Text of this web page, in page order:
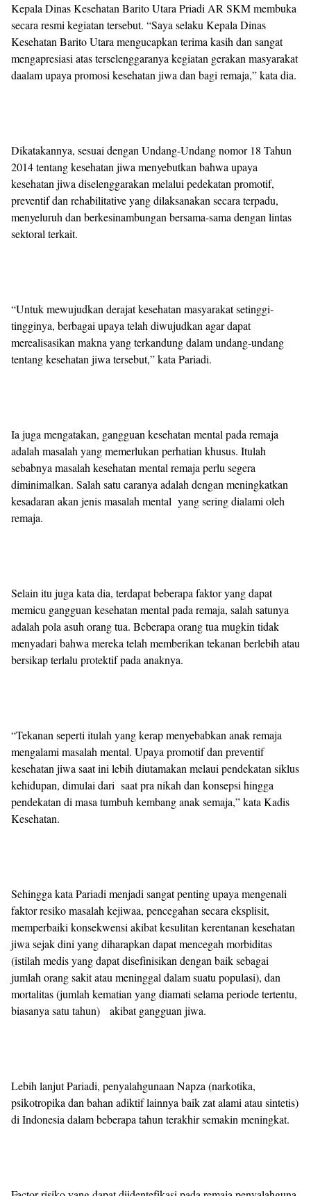
Kepala Dinas Kesehatan Barito Utara Priadi AR SKM membuka
secara resmi kegiatan tersebut. “Saya selaku Kepala Dinas
Kesehatan Barito Utara mengucapkan terima kasih dan sangat
mengapresiasi atas terselenggaranya kegiatan gerakan masyarakat
daalam upaya promosi kesehatan jiwa dan bagi remaja,” kata dia.
Dikatakannya, sesuai dengan Undang-Undang nomor 18 Tahun
2014 tentang kesehatan jiwa menyebutkan bahwa upaya
kesehatan jiwa diselenggarakan melalui pedekatan promotif,
preventif dan rehabilitative yang dilaksanakan secara terpadu,
menyeluruh dan berkesinambungan bersama-sama dengan lintas
sektoral terkait.
“Untuk mewujudkan derajat kesehatan masyarakat setinggi-
tingginya, berbagai upaya telah diwujudkan agar dapat
merealisasikan makna yang terkandung dalam undang-undang
tentang kesehatan jiwa tersebut,” kata Pariadi.
Ia juga mengatakan, gangguan kesehatan mental pada remaja
adalah masalah yang memerlukan perhatian khusus. Itulah
sebabnya masalah kesehatan mental remaja perlu segera
diminimalkan. Salah satu caranya adalah dengan meningkatkan
kesadaran akan jenis masalah mental yang sering dialami oleh
remaja.
Selain itu juga kata dia, terdapat beberapa faktor yang dapat
memicu gangguan kesehatan mental pada remaja, salah satunya
adalah pola asuh orang tua. Beberapa orang tua mugkin tidak
menyadari bahwa mereka telah memberikan tekanan berlebih atau
bersikap terlalu protektif pada anaknya.
“Tekanan seperti itulah yang kerap menyebabkan anak remaja
mengalami masalah mental. Upaya promotif dan preventif
kesehatan jiwa saat ini lebih diutamakan melaui pendekatan siklus
kehidupan, dimulai dari saat pra nikah dan konsepsi hingga
pendekatan di masa tumbuh kembang anak semaja,” kata Kadis
Kesehatan.
Sehingga kata Pariadi menjadi sangat penting upaya mengenali
faktor resiko masalah kejiwaa, pencegahan secara eksplisit,
memperbaiki konsekwensi akibat kesulitan kerentanan kesehatan
jiwa sejak dini yang diharapkan dapat mencegah morbiditas
(istilah medis yang dapat disefinisikan dengan baik sebagai
jumlah orang sakit atau meninggal dalam suatu populasi), dan
mortalitas (jumlah kematian yang diamati selama periode tertentu,
biasanya satu tahun) akibat gangguan jiwa.
Lebih lanjut Pariadi, penyalahgunaan Napza (narkotika,
psikotropika dan bahan adiktif lainnya baik zat alami atau sintetis)
di Indonesia dalam beberapa tahun terakhir semakin meningkat.